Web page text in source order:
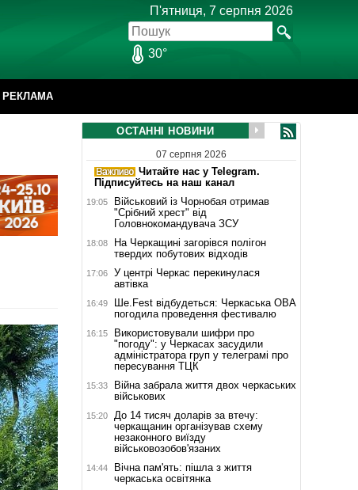
П'ятниця, 7 серпня 2026
30°
РЕКЛАМА
ОСТАННІ НОВИНИ
07 серпня 2026
Читайте нас у Telegram.
Підписуйтесь на наш канал
19:05
Військовий із Чорнобая отримав
"Срібний хрест" від
Головнокомандувача ЗСУ
18:08
На Черкащині загорівся полігон
твердих побутових відходів
17:06
У центрі Черкас перекинулася
автівка
16:49
Ше.Fest відбудеться: Черкаська ОВА
погодила проведення фестивалю
16:15
Використовували шифри про
"погоду": у Черкасах засудили
адміністратора груп у телеграмі про
пересування ТЦК
15:33
Війна забрала життя двох черкаських
військових
15:20
До 14 тисяч доларів за втечу:
черкащанин організував схему
незаконного виїзду
військовозобов'язаних
14:44
Вічна пам'ять: пішла з життя
черкаська освітянка